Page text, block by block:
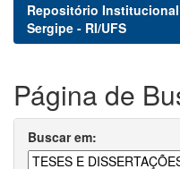
Repositório
Sergipe - RI/UFS
Página de
Buscar em: